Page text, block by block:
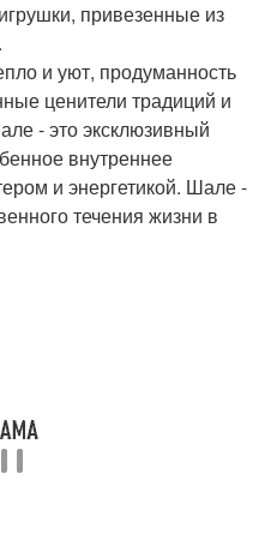
привезенные из
и уют, продуманность
ценители традиций и
- это эксклюзивный
внутреннее
и энергетикой. Шале -
течения жизни в